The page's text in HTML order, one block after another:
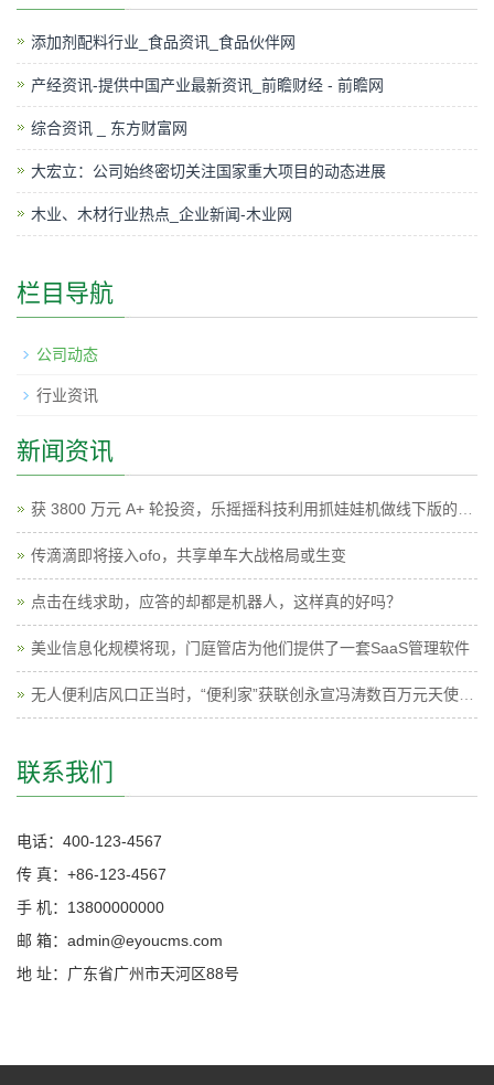
添加剂配料行业_食品资讯_食品伙伴网
产经资讯-提供中国产业最新资讯_前瞻财经 - 前瞻网
综合资讯 _ 东方财富网
大宏立：公司始终密切关注国家重大项目的动态进展
木业、木材行业热点_企业新闻-木业网
栏目导航
公司动态
行业资讯
新闻资讯
传滴滴即将接入ofo，共享单车大战格局或生变
点击在线求助，应答的却都是机器人，这样真的好吗？
美业信息化规模将现，门庭管店为他们提供了一套SaaS管理软件
联系我们
电话：400-123-4567
传 真：+86-123-4567
手 机：13800000000
邮 箱：admin@eyoucms.com
地 址：广东省广州市天河区88号